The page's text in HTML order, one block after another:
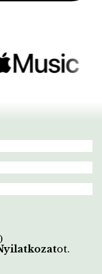
ot.